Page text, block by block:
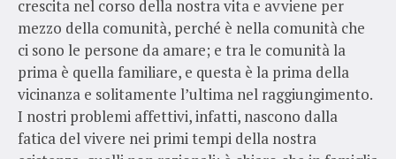
crescita nel corso della nostra vita e avviene per
mezzo della comunità, perché è nella comunità che
ci sono le persone da amare; e tra le comunità la
prima è quella familiare, e questa è la prima della
vicinanza e solitamente l’ultima nel raggiungimento.
I nostri problemi affettivi, infatti, nascono dalla
fatica del vivere nei primi tempi della nostra